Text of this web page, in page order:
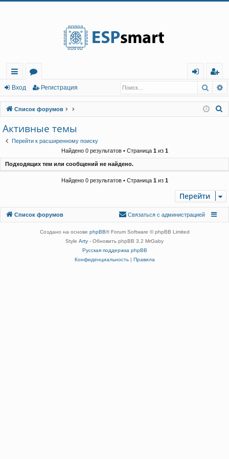
с
ы
лк
и
о
ру
м
ы
д
г
ис
тр
Вход Регистрация
Список форумов
Активные темы
Перейти к расширенному поиску
Найдено 0 результатов • Страница 1из 1
Подходящих тем или сообщений не найдено.
Найдено 0 результатов • Страница 1из 1
Перейти
Список форумов
Связаться с
Связаться с администрацией
Создано на основе phpBB® Forum Software © phpBB Limited
Style Arty - Обновить phpBB 3.2 MrGaby
Русская поддержка phpBB
Конфиденциальность| Правила